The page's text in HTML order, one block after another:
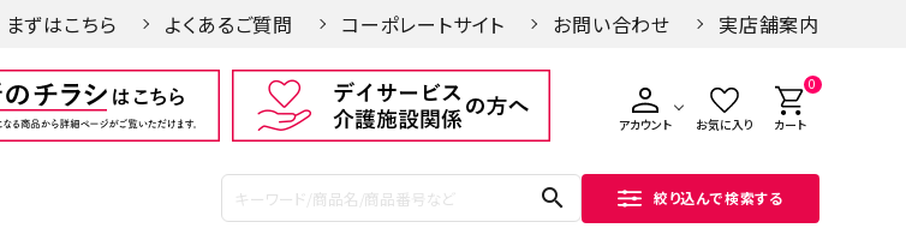
まずはこちら よくあるご質問 コーポレートサイト お問い合わせ 実店舗案内
アカウント お気に入り
0
カート
search 絞り込んで検索する